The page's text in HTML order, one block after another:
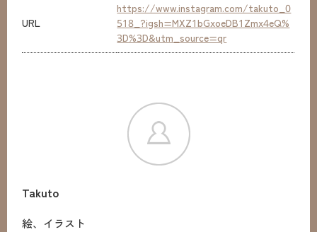
URL
https://www.instagram.com/takuto_0
518_?igsh=MXZ1bGxoeDB1Zmx4eQ%
3D%3D&utm_source=qr
Takuto
絵、イラスト